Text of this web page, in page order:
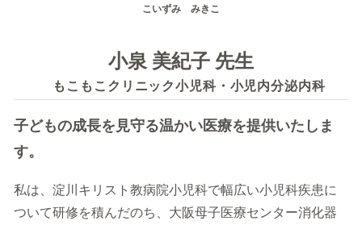
運営情報
運営会社／会社概要
プライバシーポリシー
サイトポリシー
こいずみ みきこ
小泉 美紀子 先生
もこもこクリニック小児科・小児内分泌内科
子どもの成長を見守る温かい医療を提供いたしま
す。
私は、淀川キリスト教病院小児科で幅広い小児科疾患に
ついて研修を積んだのち、大阪母子医療センター消化器